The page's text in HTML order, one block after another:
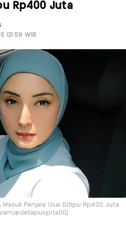
Rp400 Juta
|21:59 WIB
Masuk Penjara Usai Ditipu Rp400 Juta.
@dellapuspita00)